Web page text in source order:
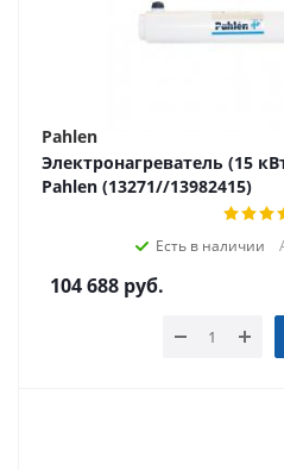
Pahlen
Электронагреватель (15
Pahlen (13271//13982415)
Есть в наличии
104 688 руб.